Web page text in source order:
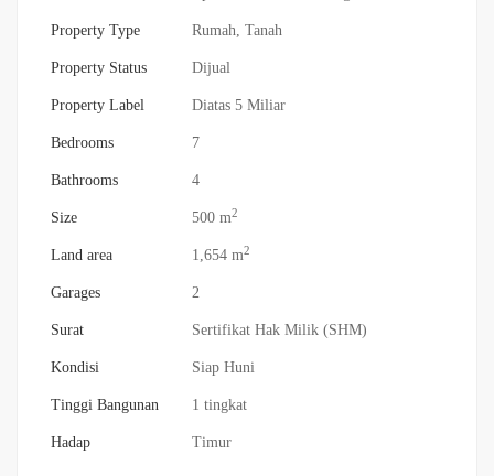
Property Type Rumah Tanah
Property Status Dijual
Property Label Diatas 5 Miliar
Bedrooms 7
Bathrooms 4
Size 500 m2
Land area 1,654 m2
Garages 2
Surat Sertifikat Hak Milik (SHM)
Kondisi Siap Huni
Tinggi Bangunan 1 tingkat
Hadap Timur